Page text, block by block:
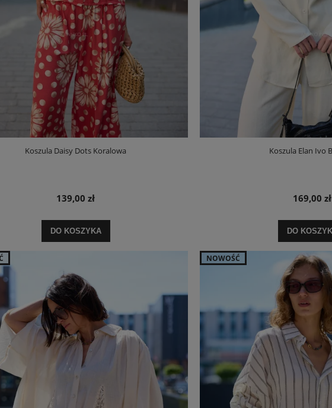
Koszula Daisy Dots Koralowa
139,00 zł
DO KOSZYKA
Koszula Elan Ivo
169,00 zł
DO
NOWOŚĆ